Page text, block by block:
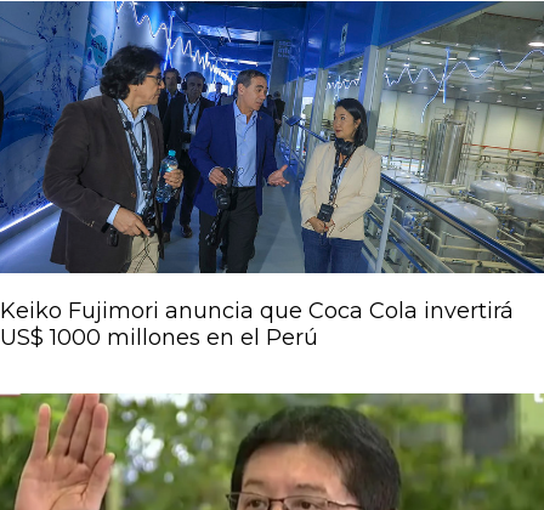
Keiko Fujimori anuncia que Coca Cola invertirá
US$ 1000 millones en el Perú